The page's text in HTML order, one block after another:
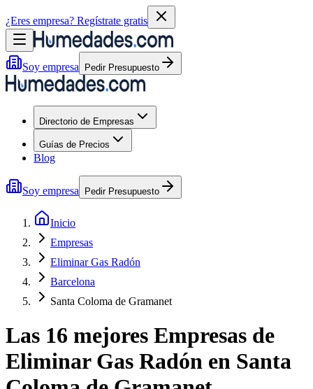
¿Eres empresa? Regístrate gratis
Soy empresa Pedir Presupuesto
Directorio de Empresas
Guías de Precios
Blog
Soy empresa Pedir Presupuesto
Inicio
Empresas
Eliminar Gas Radón
Barcelona
Santa Coloma de Gramanet
Las 16 mejores Empresas de
Eliminar Gas Radón en Santa